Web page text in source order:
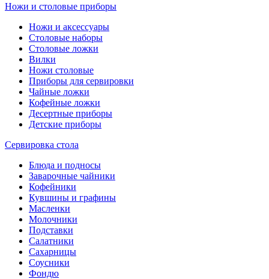
Ножи и столовые приборы
Ножи и аксессуары
Столовые наборы
Столовые ложки
Вилки
Ножи столовые
Приборы для сервировки
Чайные ложки
Кофейные ложки
Десертные приборы
Детские приборы
Сервировка стола
Блюда и подносы
Заварочные чайники
Кофейники
Кувшины и графины
Масленки
Молочники
Подставки
Салатники
Сахарницы
Соусники
Фондю